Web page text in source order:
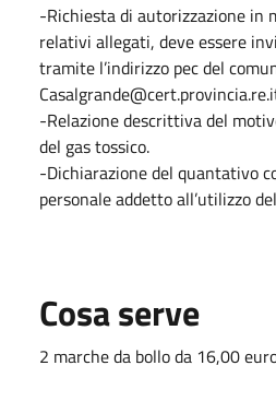
-Richiesta di autorizzazione in
relativi allegati, deve essere
tramite l’indirizzo pec del
-Relazione descrittiva del
del gas tossico.
-Dichiarazione del quantativo
personale addetto all’utilizzo
Cosa serve
2 marche da bollo da 16,00